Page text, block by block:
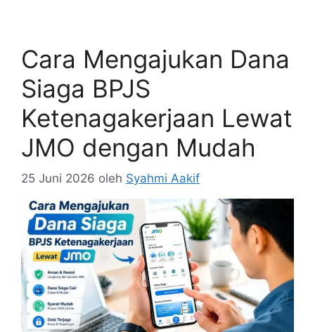
Cara Mengajukan Dana
Siaga BPJS
Ketenagakerjaan Lewat
JMO dengan Mudah
25 Juni 2026 oleh Syahmi Aakif